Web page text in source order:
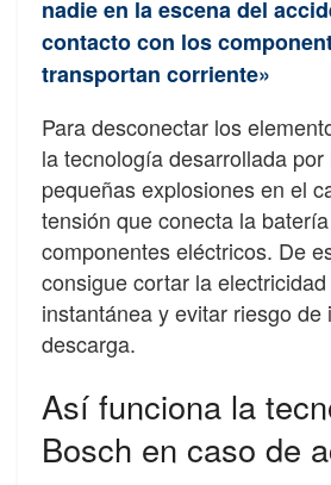
nadie en la escena del
contacto con los
transportan corriente»
Para desconectar los
la tecnología desarrollada
pequeñas explosiones en el
tensión que conecta la
componentes eléctricos. De
consigue cortar la
instantánea y evitar riesgo de
descarga.
Así funciona la
Bosch en caso de